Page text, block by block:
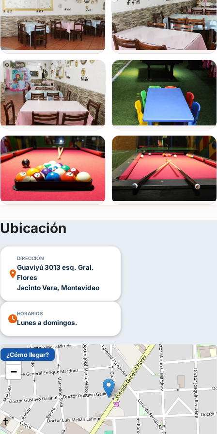
disfraces
karaoke
pared de escalar
maquillajes
juegos para los más pequeños
parrillero y horno para pizzas
No dudes en contactarnos. Siempre tenemos una opción
¡Te esperamos!
Ubicación
DIRECCIÓN
Guaviyú 3013 esq. Gral.
Flores
Jacinto Vera, Montevideo
HORARIOS
Lunes a domingos.
+
−
¿Cómo llegar?
de
evento
Fecha
del
evento
Personas
Detalle
del
evento